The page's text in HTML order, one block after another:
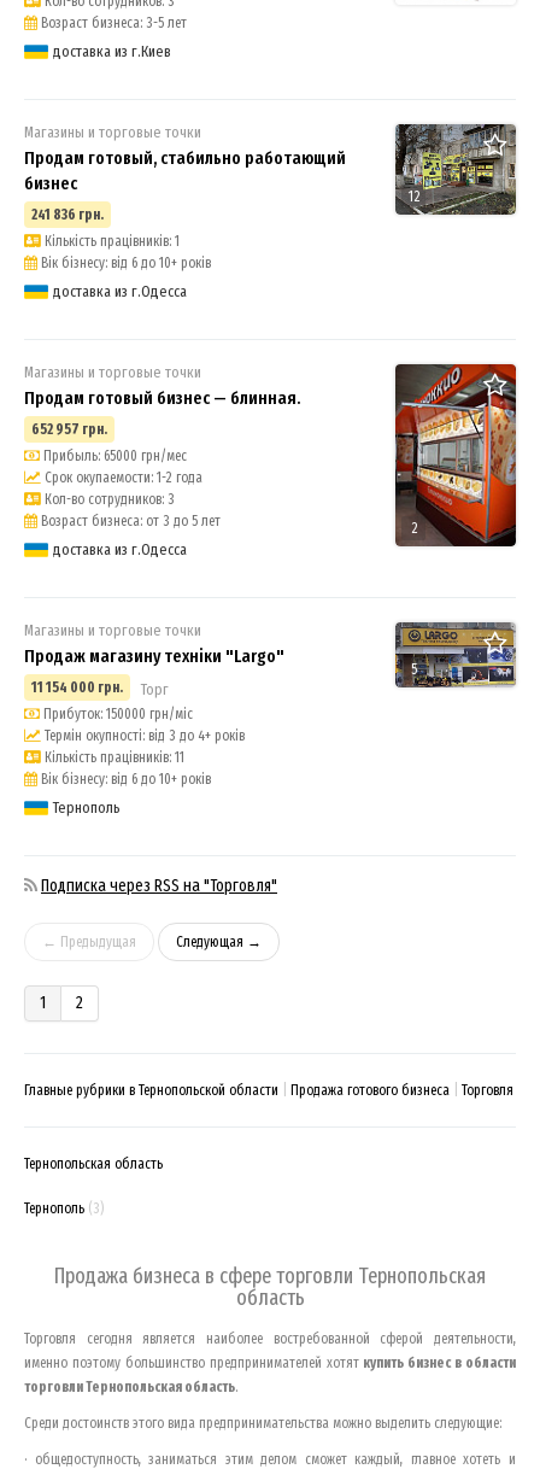
Возраст бизнеса: 3-5 лет
доставка из г.Киев
12
Магазины и торговые точки
Продам готовый, стабильно работающий
бизнес
241 836 грн.
Кількість працівників: 1
Вік бізнесу: від 6 до 10+ років
доставка из г.Одесса
2
Магазины и торговые точки
Продам готовый бизнес — блинная.
652 957 грн.
Прибыль: 65000 грн/мес
Срок окупаемости: 1-2 года
Кол-во сотрудников: 3
Возраст бизнеса: от 3 до 5 лет
доставка из г.Одесса
5
Магазины и торговые точки
Продаж магазину техніки "Largo"
11 154 000 грн. Торг
Прибуток: 150000 грн/міс
Термін окупності: від 3 до 4+ років
Кількість працівників: 11
Вік бізнесу: від 6 до 10+ років
Тернополь
Подписка через RSS на "Торговля"
← Предыдущая Следующая →
1 2
Главные рубрики в Тернопольской области Продажа готового бизнеса Торговля
Тернопольская область
Тернополь (3)
Продажа бизнеса в сфере торговли Тернопольская
область
Торговля сегодня является наиболее востребованной сферой деятельности,
именно поэтому большинство предпринимателей хотят купить бизнес в области
торговлиТернопольская область.
Среди достоинств этого вида предпринимательства можно выделить следующие:
· общедоступность, заниматься этим делом сможет каждый, главное хотеть и